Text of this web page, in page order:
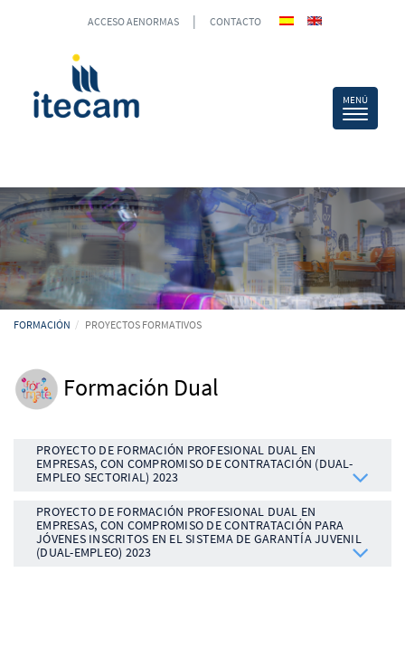
ACCESO AENORMAS | CONTACTO
FORMACIÓN PROYECTOS FORMATIVOS
Formación Dual
PROYECTO DE FORMACIÓN PROFESIONAL DUAL EN
EMPRESAS, CON COMPROMISO DE CONTRATACIÓN (DUAL-
EMPLEO SECTORIAL) 2023
PROYECTO DE FORMACIÓN PROFESIONAL DUAL EN
EMPRESAS, CON COMPROMISO DE CONTRATACIÓN PARA
JÓVENES INSCRITOS EN EL SISTEMA DE GARANTÍA JUVENIL
(DUAL-EMPLEO) 2023